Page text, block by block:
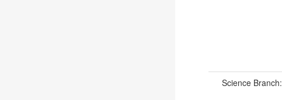
Science Branch: